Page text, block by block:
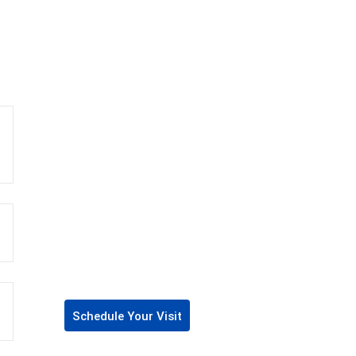
Schedule Your Visit